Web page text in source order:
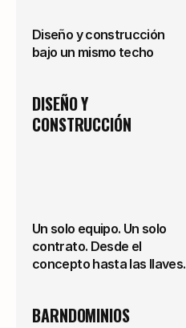
Diseño y construcción
bajo un mismo techo
DISEÑO Y
CONSTRUCCIÓN
Un solo equipo. Un solo
contrato. Desde el
concepto hasta las llaves.
BARNDOMINIOS